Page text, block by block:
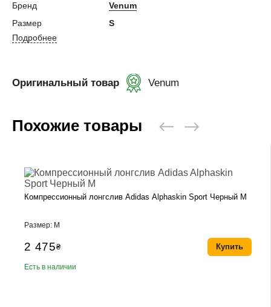
Бренд
Venum
Размер
S
Подробнее
Оригинальный товар Venum
Похожие товары
Компрессионный лонгслив Adidas Alphaskin Sport Черный M
Размер: M
2 475₴
Есть в наличии
Купить